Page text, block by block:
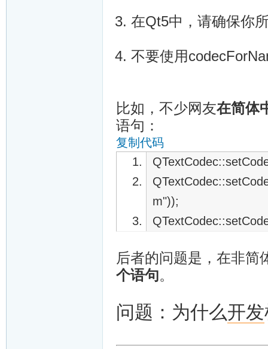
在Qt5中，请确保你
不要使用
比如，不少网友在简体
语句：
复制代码
m"));
后者的问题是，在非简
个语句。
问题：为什么开发